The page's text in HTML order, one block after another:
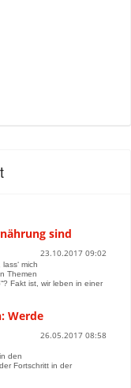
sind
23.10.2017 09:02
mich
Themen
Fakt ist, wir leben in einer
Werde
26.05.2017 08:58
den
Fortschritt in der